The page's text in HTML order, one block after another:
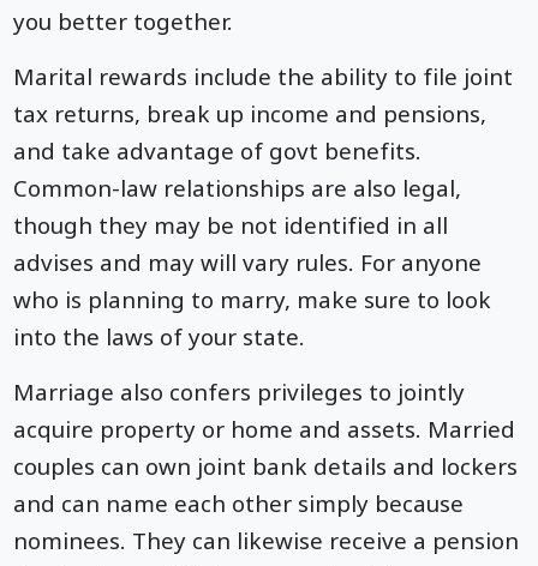
you better together.
Marital rewards include the ability to file joint
tax returns, break up income and pensions,
and take advantage of govt benefits.
Common-law relationships are also legal,
though they may be not identified in all
advises and may will vary rules. For anyone
who is planning to marry, make sure to look
into the laws of your state.
Marriage also confers privileges to jointly
acquire property or home and assets. Married
couples can own joint bank details and lockers
and can name each other simply because
nominees. They can likewise receive a pension